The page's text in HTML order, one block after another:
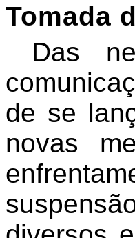
Tomada
Das
de se
novas